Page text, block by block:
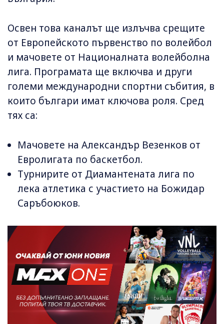
Освен това каналът ще излъчва срещите
от Европейското първенство по волейбол
и мачовете от Националната волейболна
лига. Програмата ще включва и други
големи международни спортни събития, в
които българи имат ключова роля. Сред
тях са:
Мачовете на Александър Везенков от
Евролигата по баскетбол.
Турнирите от Диамантената лига по
лека атлетика с участието на Божидар
Саръбоюков.